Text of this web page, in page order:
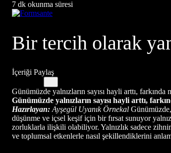
7 dk okunma süresi
Bir tercih olarak
İçeriği Paylaş
Günümüzde yalnızların sayısı hayli arttı,
Günümüzde yalnızların sayısı hayli arttı,
Hazırlayan: Ayşegül Uyanık Örnekal
düşünme ve içsel keşif için bir fırsat sunuyor
zorluklarla ilişkili olabiliyor. Yalnızlık sadece
ve toplumsal etkenlerle nasıl şekillendiklerini